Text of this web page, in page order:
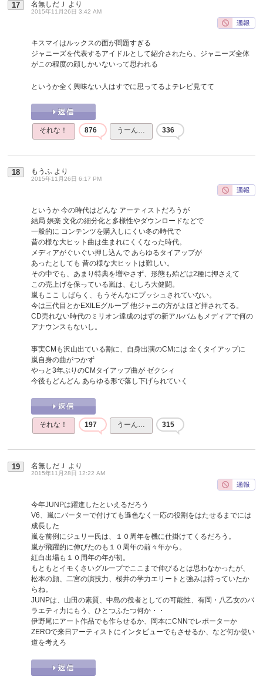
17 名無しだＪ より
2015年11月26日 3:42 AM
キスマイはルックスの面が問題すぎる
ジャニーズを代表するアイドルとして紹介されたら、ジャニーズ全体
がこの程度の顔しかいないって思われる
というか全く興味ない人はすでに思ってるよテレビ見てて
それな！ 876 うーん… 336
18 もうふ より
2015年11月26日 6:17 PM
というか 今の時代はどんな アーティストだろうが
結局 娯楽 文化の細分化と多様性やダウンロードなどで
一般的に コンテンツを購入しにくい冬の時代で
昔の様な大ヒット曲は生まれにくくなった時代。
メディアがぐいぐい押し込んで あらゆるタイアップが
あったとしても 昔の様な大ヒットは難しい。
その中でも、あまり特典を増やさず、形態も殆どは2種に押さえて
この売上げを保っている嵐は、むしろ大健闘。
嵐もここ しばらく、もうそんなにプッシュされていない。
今は三代目とかEXILEグループ 他ジャニの方がよほど押されてる。
CD売れない時代のミリオン達成のはずの新アルバムもメディアで何の
アナウンスもないし。
事実CMも沢山出ている割に、自身出演のCMには 全くタイアップに
嵐自身の曲がつかず
やっと3年ぶりのCMタイアップ曲が ゼクシィ
今後もどんどん あらゆる形で落し下げられていく
それな！ 197 うーん… 315
19 名無しだＪ より
2015年11月28日 12:22 AM
今年JUNPは躍進したといえるだろう
V6、嵐にバーターで付けても遜色なく一応の役割をはたせるまでには
成長した
嵐を前例にジュリー氏は、１０周年を機に仕掛けてくるだろう。
嵐が飛躍的に伸びたのも１０周年の前々年から。
紅白出場も１０周年の年が初。
もともとイモくさいグループでここまで伸びるとは思わなかったが、
松本の顔、二宮の演技力、桜井の学力エリートと強みは持っていたか
らね。
JUNPは、山田の素質、中島の役者としての可能性、有岡・八乙女のバ
ラエティ力にもう、ひとつふたつ何か・・
伊野尾にアート作品でも作らせるか、岡本にCNNでレポーターか
ZEROで来日アーティストにインタビューでもさせるか、など何か使い
道を考えろ